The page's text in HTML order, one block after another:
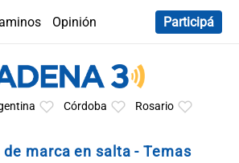
Opinión
Participá
Córdoba Rosario
de marca en salta - Temas